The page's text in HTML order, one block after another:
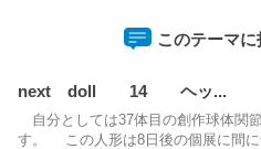
このテーマ
next doll 14 ヘッ...
自分としては37体目の創作球体関
す。 この人形は8日後の個展に間に